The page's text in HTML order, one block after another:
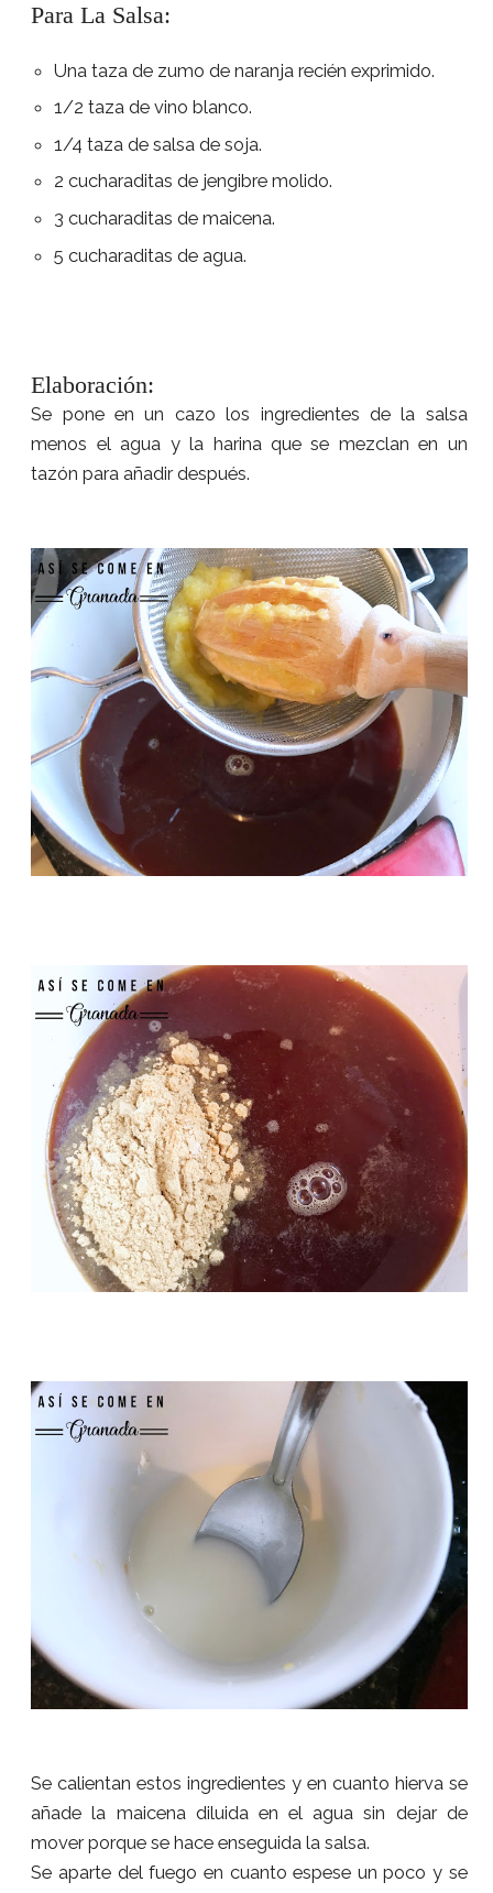
Para La Salsa:
Una taza de zumo de naranja recién exprimido.
1/2 taza de vino blanco.
1/4 taza de salsa de soja.
2 cucharaditas de jengibre molido.
3 cucharaditas de maicena.
5 cucharaditas de agua.
Elaboración:
Se pone en un cazo los ingredientes de la salsa
menos el agua y la harina que se mezclan en un
tazón para añadir después.
Se calientan estos ingredientes y en cuanto hierva se
añade la maicena diluida en el agua sin dejar de
mover porque se hace enseguida la salsa.
Se aparte del fuego en cuanto espese un poco y se